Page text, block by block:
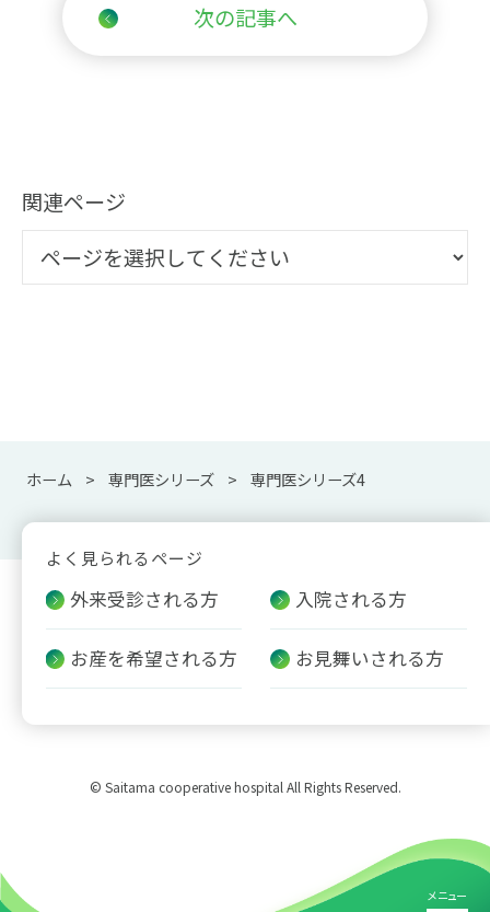
次の記事へ
関連ページ
ホーム 専門医シリーズ 専門医シリーズ4
メニュー
よく見られるページ
外来受診される方 入院される方
お産を希望される方 お見舞いされる方
© Saitama cooperative hospital All Rights Reserved.